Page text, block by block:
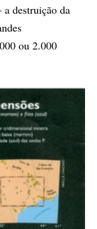
destruição da
ou 2.000